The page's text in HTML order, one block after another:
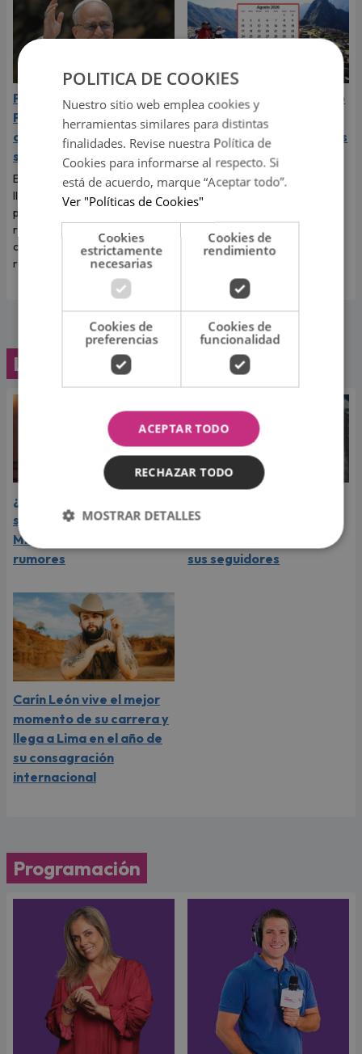
Papa León XIV visitará
Perú en noviembre 2026:
cuándo llegará y cuál es
su recorrido
El líder de la Iglesia católica
llegará en noviembre de 2026
para compartir actividades
religiosas y encuentros con
comunidades de distintas
regiones.
Feriados de agosto 2026
en Perú: ¿cuáles son los
días libres y no laborables
de este mes?
Muchas personas están
pendientes de los próximos
organizar planes y compartir
momentos especiales con sus
Lo último
¿Greeicy espera a su
segundo hijo? Video de
Mike Bahía desata
rumores
de sus éxitos es su
sus seguidores
Carín León vive el mejor
momento de su carrera y
llega a Lima en el año de
su consagración
internacional
Programación
POLITICA DE COOKIES
Nuestro sitio web emplea cookies y
herramientas similares para distintas
finalidades. Revise nuestra Política de
Cookies para informarse al respecto. Si
está de acuerdo, marque “Aceptar todo”.
Ver "Políticas de Cookies"
Cookies
estrictamente
necesarias
Cookies de
rendimiento
Cookies de
preferencias
Cookies de
funcionalidad
ACEPTAR TODO
RECHAZAR TODO
MOSTRAR DETALLES